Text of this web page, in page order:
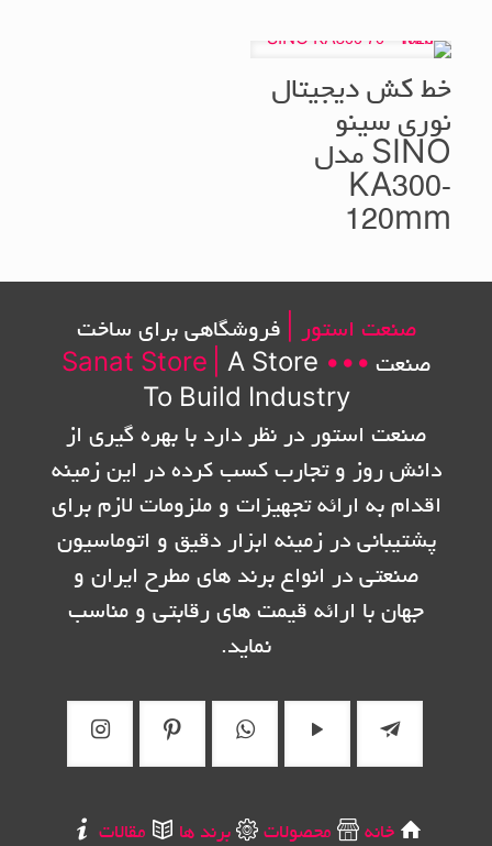
خط کش دیجیتال
نوری سینو
SINO مدل
KA300-
120mm
صنعت استور |
فروشگاهی برای ساخت
صنعت •••
Sanat Store
A Store
To Build Industry
صنعت استور در نظر دارد با بهره گیری از
دانش روز و تجارب کسب کرده در این زمینه
اقدام به ارائه تجهیزات و ملزومات لازم برای
پشتیبانی در زمینه ابزار دقیق و اتوماسیون
صنعتی در انواع برند های مطرح ایران و
جهان با ارائه قیمت های رقابتی و مناسب
نماید.
خانه محصولات برند ها
مقالات